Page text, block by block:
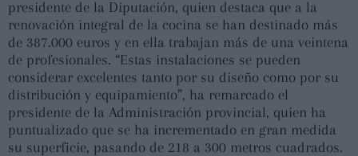
presidente de la Diputación, quien destaca que a la
renovación integral de la cocina se han destinado más
de 387.000 euros y en ella trabajan más de una veintena
de profesionales. “Estas instalaciones se pueden
considerar excelentes tanto por su diseño como por su
distribución y equipamiento”, ha remarcado el
presidente de la Administración provincial, quien ha
puntualizado que se ha incrementado en gran medida
su superficie, pasando de 218 a 300 metros cuadrados.